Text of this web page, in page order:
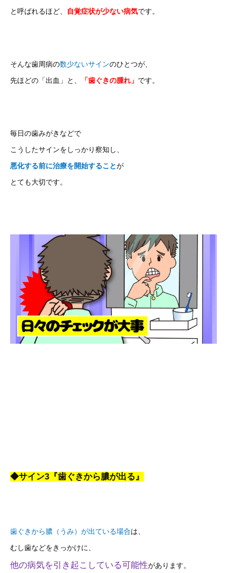
と呼ばれるほど、
自覚症状が少ない病気です。
そんな歯周病の数少ないサインのひとつが、
先ほどの「出血」と、
「歯ぐきの腫れ」 です。
毎日の歯みがきなどで
こうしたサインをしっかり察知し、
悪化する前に治療を開始することが
とても大切です。
◆サイン3『歯ぐきから膿が出る』
歯ぐきから膿（うみ）が出ている場合は、
むし歯などをきっかけに、
他の病気を引き起こしている可能性があります。